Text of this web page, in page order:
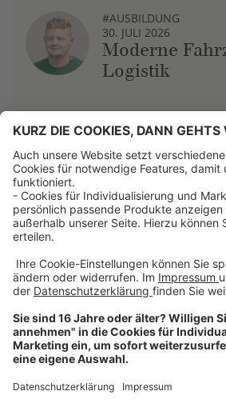
#AUSBILDUNG
30. JULI 2026
Moderne
Logistik
Über uns
Dehner Unternehmen
Jobs bei Dehner